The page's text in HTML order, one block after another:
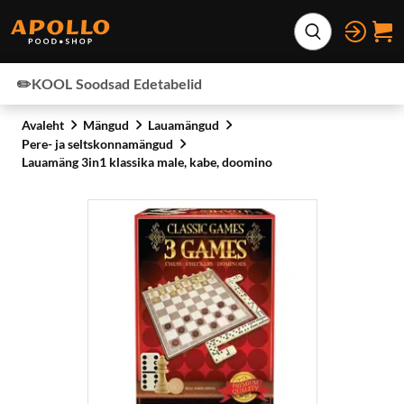
Laienda
✏️KOOL Soodsad Edetabelid
Avaleht Mängud
Lauamängud
Pere- ja seltskonnamängud
Lauamäng 3in1 klassika male, kabe, doomino